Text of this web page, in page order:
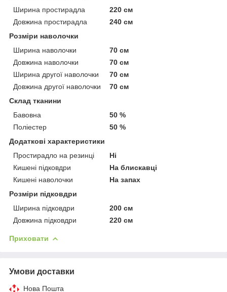
Ширина простирадла
220 см
Довжина простирадла
240 см
Розміри наволочки
Ширина наволочки
70 см
Довжина наволочки
70 см
Ширина другої наволочки
70 см
Довжина другої наволочки
70 см
Склад тканини
Бавовна
50 %
Поліестер
50 %
Додаткові характеристики
Простирадло на резинці
Ні
Кишені підковдри
На блискавці
Кишені наволочки
На запах
Розміри підковдри
Ширина підковдри
200 см
Довжина підковдри
220 см
Приховати
Умови доставки
Нова Пошта